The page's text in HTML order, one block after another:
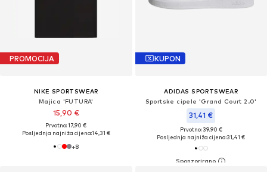
PROMOCIJA
NIKE SPORTSWEAR
Majica 'FUTURA'
15,90 €
Prvotno: 17,90 €
Posljednja najniža cijena:14,31 €
+8
KUPON
ADIDAS SPORTSWEAR
Sportske cipele 'Grand Court 2.0'
31,41 €
Prvotno: 39,90 €
Posljednja najniža cijena:31,41 €